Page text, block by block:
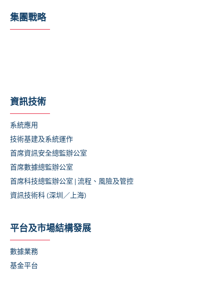
集團戰略
資訊技術
系統應用
技術基建及系統運作
首席資訊安全總監辦公室
首席數據總監辦公室
首席科技總監辦公室 | 流程、風險及管控
資訊技術科 (深圳／上海)
平台及市場結構發展
數據業務
基金平台